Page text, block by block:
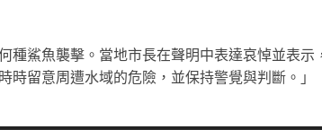
種鯊魚襲擊。當地市長在聲明中表達哀悼並表
時留意周遭水域的危險，並保持警覺與判斷。」